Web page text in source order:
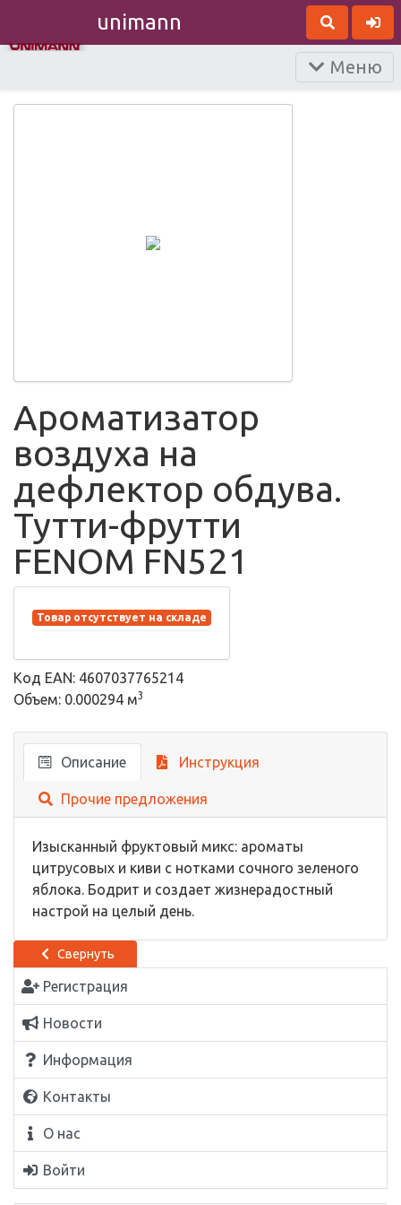
unimann
Меню
Свернуть
Регистрация
Новости
Информация
Контакты
О нас
Войти
Ароматизатор
воздуха на
дефлектор обдува.
Тутти-фрутти
FENOM FN521
Товар отсутствует на складе
Код EAN: 4607037765214
Объем: 0.000294 м3
Описание Инструкция
Прочие предложения
Изысканный фруктовый микс: ароматы
цитрусовых и киви с нотками сочного зеленого
яблока. Бодрит и создает жизнерадостный
настрой на целый день.